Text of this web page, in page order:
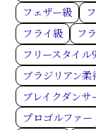
フェザー級
フライ級
フ
フリースタイル
ブラジリアン柔
ブレイクダンサ
プロゴルファー